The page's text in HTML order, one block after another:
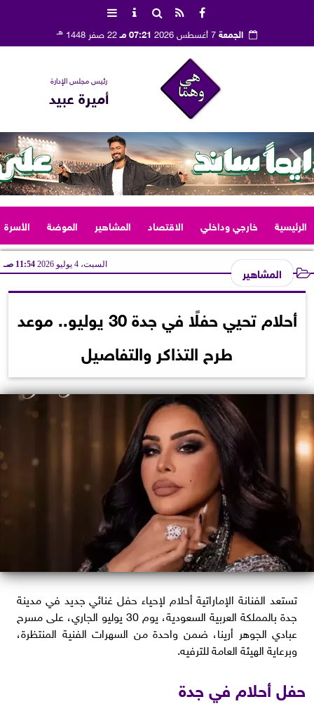
الجمعة 07:21 مـ 22 صفر 1448 هـ
رئيس مجلس الإدارة
أميرة عبيد
الرئيسية خارجي وداخلي الاقتصاد المشاهير الموضة الأسرة
المشاهير السبت، 4 يوليو 2026 11:54 صـ
أحلام تحيي حفلًا في جدة 30 يوليو.. موعد
طرح التذاكر والتفاصيل
تستعد الفنانة الإماراتية أحلام لإحياء حفل غنائي جديد في مدينة
جدة بالمملكة العربية السعودية، يوم 30 يوليو الجاري، على مسرح
عبادي الجوهر أرينا، ضمن واحدة من السهرات الفنية المنتظرة،
وبرعاية الهيئة العامة للترفيه.
حفل أحلام في جدة